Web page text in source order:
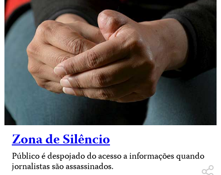
Zona de Silêncio
Público é despojado do acesso a informações quando
jornalistas são assassinados.